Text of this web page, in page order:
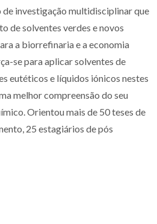
investigação multidisciplinar que
de solventes verdes e novos
a biorrefinaria e a economia
se para aplicar solventes de
eutéticos e líquidos iónicos nestes
melhor compreensão do seu
Orientou mais de 50 teses de
25 estagiários de pós